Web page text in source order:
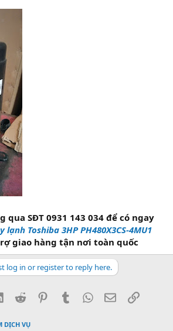
qua SĐT 0931 143 034 để có ngay
lạnh Toshiba 3HP PH480X3CS-4MU1
giao hàng tận nơi toàn quốc
log in or register to reply here.
LinkedInReddit PinterestTumblrWhatsApp
EmailLink
DỊCH VỤ